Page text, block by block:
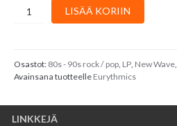
LISÄÄ KORIIN
Osastot: 80s - 90s rock / pop, LP, New Wave,
Avainsana tuotteelle Eurythmics
LINKKEJÄ